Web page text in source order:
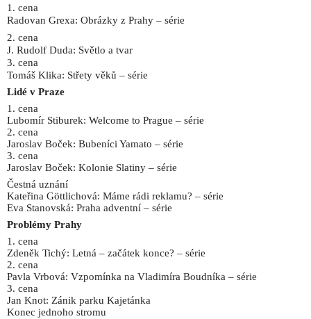
1. cena
Radovan Grexa: Obrázky z Prahy – série
2. cena
J. Rudolf Duda: Světlo a tvar
3. cena
Tomáš Klika: Střety věků – série
Lidé v Praze
1. cena
Lubomír Stiburek: Welcome to Prague – série
2. cena
Jaroslav Boček: Bubeníci Yamato – série
3. cena
Jaroslav Boček: Kolonie Slatiny – série
Čestná uznání
Kateřina Göttlichová: Máme rádi reklamu? – série
Eva Stanovská: Praha adventní – série
Problémy Prahy
1. cena
Zdeněk Tichý: Letná – začátek konce? – série
2. cena
Pavla Vrbová: Vzpomínka na Vladimíra Boudníka – série
3. cena
Jan Knot: Zánik parku Kajetánka
Konec jednoho stromu